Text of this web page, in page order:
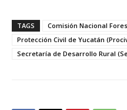
TAGS Comisión Nacional
Protección Civil de Yucatán
Secretaría de Desarrollo Rural